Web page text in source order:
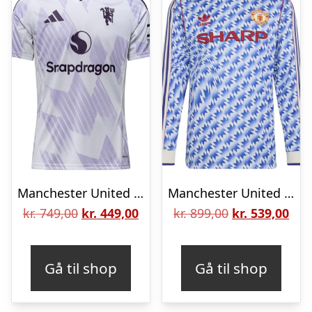
Manchester United Udebanetrøje 2025/26 – adidas, størrelse X-Small
kr.749,00 Den
var:
kr. 749,00.
kr. 449,00Den
kr. 449,00.
Gå til shop
Manchester United Udebanetrøje 1990/92 Lange Ærmer – adidas, størrelse Medium
kr.899,00 Den
var:
kr. 899,00.
kr. 539,00Den
kr.
Gå til shop